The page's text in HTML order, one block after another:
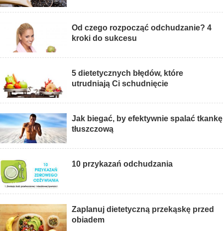
Od czego rozpocząć odchudzanie? 4
kroki do sukcesu
5 dietetycznych błędów, które
utrudniają Ci schudnięcie
Jak biegać, by efektywnie spalać tkankę
tłuszczową
10 przykazań odchudzania
Zaplanuj dietetyczną przekąskę przed
obiadem